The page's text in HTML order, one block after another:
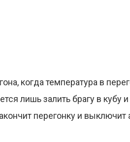
когда температура в
лишь залить брагу в кубу
перегонку и выключит